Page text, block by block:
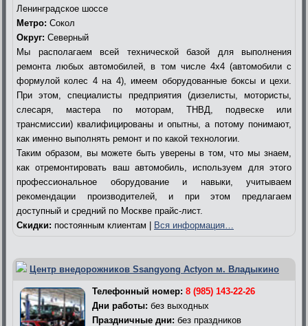
Ленинградское шоссе
Метро: Сокол
Округ: Северный
Мы располагаем всей технической базой для выполнения
ремонта любых автомобилей, в том числе 4х4 (автомобили с
формулой колес 4 на 4), имеем оборудованные боксы и цехи.
При этом, специалисты предприятия (дизелисты, мотористы,
слесаря, мастера по моторам, ТНВД, подвеске или
трансмиссии) квалифицированы и опытны, а потому понимают,
как именно выполнять ремонт и по какой технологии.
Таким образом, вы можете быть уверены в том, что мы знаем,
как отремонтировать ваш автомобиль, используем для этого
профессиональное оборудование и навыки, учитываем
рекомендации производителей, и при этом предлагаем
доступный и средний по Москве прайс-лист.
Скидки: постоянным клиентам | Вся информация…
Центр внедорожников Ssangyong Actyon м. Владыкино
Телефонный номер: 8 (985) 143-22-26
Дни работы: без выходных
Праздничные дни: без праздников